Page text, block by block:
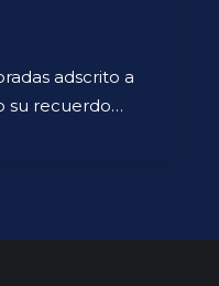
adscrito a
su recuerdo…